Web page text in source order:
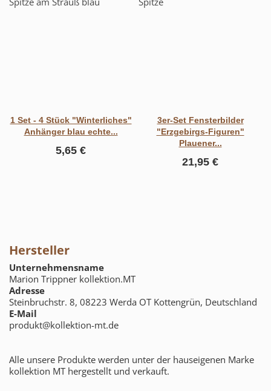
1 Set - 4 Stück "Winterliches"
Anhänger blau echte...
5,65 €
3er-Set Fensterbilder
"Erzgebirgs-Figuren"
Plauener...
21,95 €
Hersteller
Unternehmensname
Marion Trippner kollektion.MT
Adresse
Steinbruchstr. 8, 08223 Werda OT Kottengrün, Deutschland
E-Mail
produkt@kollektion-mt.de
Alle unsere Produkte werden unter der hauseigenen Marke
kollektion MT hergestellt und verkauft.